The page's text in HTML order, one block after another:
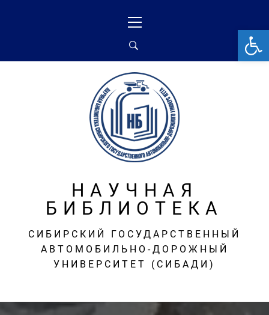
меню
НАУЧНАЯ
БИБЛИОТЕКА
СИБИРСКИЙ ГОСУДАРСТВЕННЫЙ
АВТОМОБИЛЬНО-ДОРОЖНЫЙ
УНИВЕРСИТЕТ (СИБАДИ)